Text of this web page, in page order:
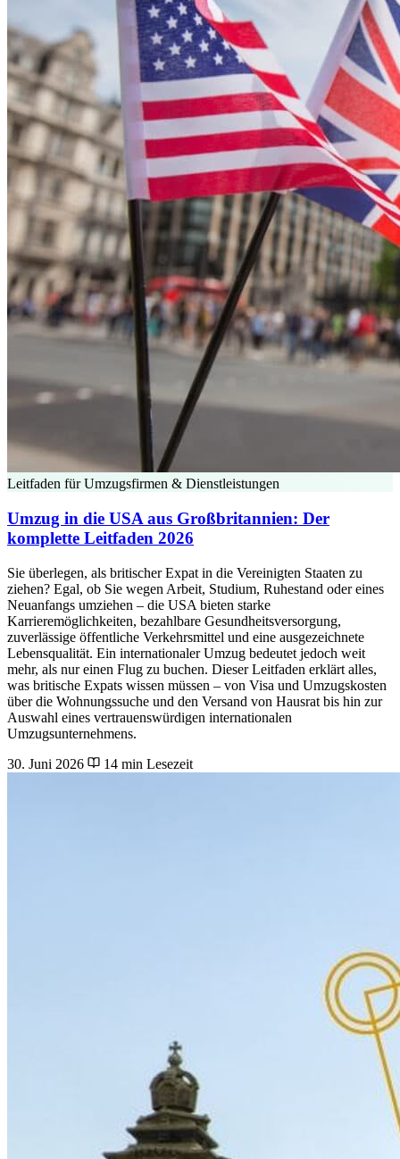
Leitfaden für Umzugsfirmen & Dienstleistungen
Umzug in die USA aus Großbritannien: Der
komplette Leitfaden 2026
Sie überlegen, als britischer Expat in die Vereinigten Staaten zu
ziehen? Egal, ob Sie wegen Arbeit, Studium, Ruhestand oder eines
Neuanfangs umziehen – die USA bieten starke
Karrieremöglichkeiten, bezahlbare Gesundheitsversorgung,
zuverlässige öffentliche Verkehrsmittel und eine ausgezeichnete
Lebensqualität. Ein internationaler Umzug bedeutet jedoch weit
mehr, als nur einen Flug zu buchen. Dieser Leitfaden erklärt alles,
was britische Expats wissen müssen – von Visa und Umzugskosten
über die Wohnungssuche und den Versand von Hausrat bis hin zur
Auswahl eines vertrauenswürdigen internationalen
Umzugsunternehmens.
30. Juni 2026
14 min Lesezeit